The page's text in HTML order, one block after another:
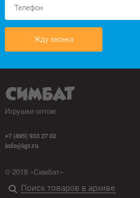
Жду звонка
Игрушки оптом
+7 (495) 933 27 02
info@igr.ru
© 2018 «Симбат»